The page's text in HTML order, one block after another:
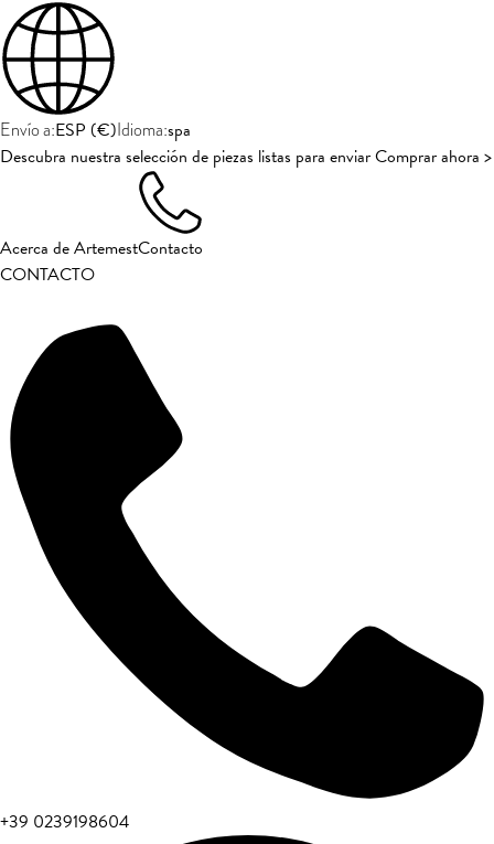
Envío a:ESP (€)Idioma:spa
Descubra nuestra selección de piezas listas para enviar Comprar ahora >
Acerca de ArtemestContacto
CONTACTO
+39 0239198604